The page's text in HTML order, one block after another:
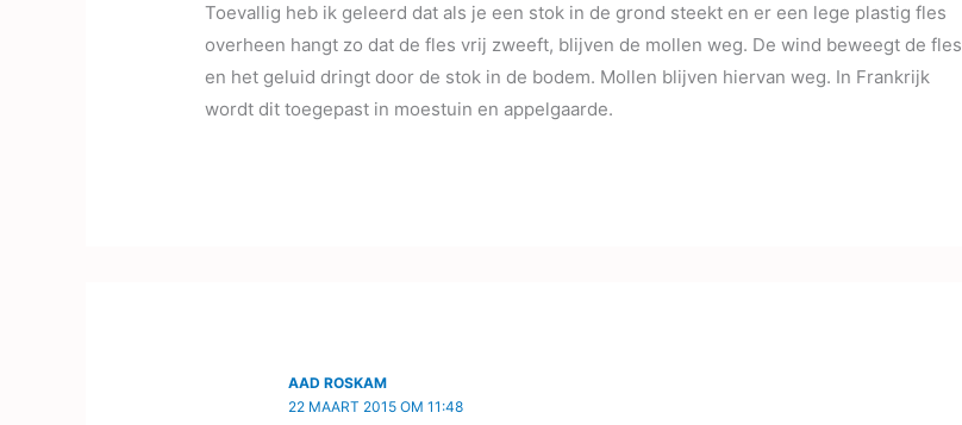
Toevallig heb ik geleerd dat als je een stok in de grond steekt en er een lege plastig fles
overheen hangt zo dat de fles vrij zweeft, blijven de mollen weg. De wind beweegt de fles
en het geluid dringt door de stok in de bodem. Mollen blijven hiervan weg. In Frankrijk
wordt dit toegepast in moestuin en appelgaarde.
AAD ROSKAM
22 MAART 2015 OM 11:48